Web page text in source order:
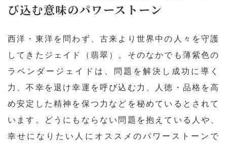
び込む意味のパワーストーン
西洋・東洋を問わず、古来より世界中の人々を守護
してきたジェイド（翡翠）。そのなかでも薄紫色の
ラベンダージェイドは、問題を解決し成功に導く
力、不幸を退け幸運を呼び込む力、人徳・品格を高
め安定した精神を保つ力などを秘めているとされて
います。どうにもならない問題を抱えている人や、
幸せになりたい人にオススメのパワーストーンで